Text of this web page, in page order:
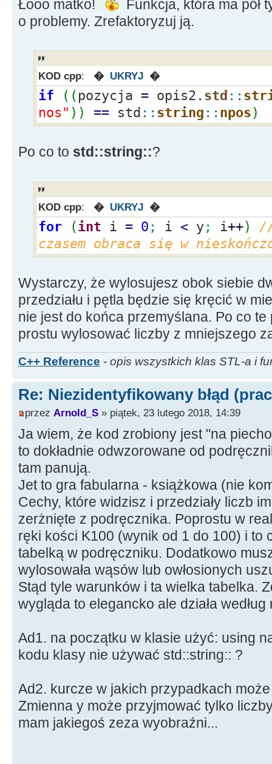
else if( x>4&&x<= 6)
opis2.std::string::find("wysokie czoło"
else
{ --i; }
else if(x>6&&x<=8)
opis2.
std::string :: find( "haczykowaty" ))
{opis2+= "haczykowaty nos";
{ -- ;
}
pozycja=opis2.std::string::find(
::
{opis2+= "pulchne policzki";
--i
else if(x>10&&x<=12)
{opis2+ = "gniewne czoło";
else
{ --i; }
else
if(x >12 &&x<=14)
opis2.std::string::find("oko mniejsze"))
else
{ --i; }
else
>14 &&
opis2.std ::string ::find("owłosione
&&
(
{ opis2 += "owłosione dłonie";
}
else
{ --i; }
else if (x> 16 &&x<= 18 )
opis2.std ::string::find "pokaźne uszy") )
{ opis2+= "pokaźne uszy";
else
{ --i ; }
{opis2+ = "częste mruganie";
if x> 20 && x <= 22
opis2.std :: string ::find ( "gładka cera"))
opis2
"gładka cera" ;
Łooo matko!
Funkcja, która ma pół
o problemy. Zrefaktoryzuj ją.
KOD cpp: � UKRYJ �
if ( ( pozycja = opis2. std ::
nos" ) ) == std :: string :: npos )
Po co to std::string::?
KOD cpp: � UKRYJ �
for (int i = 0 ; i < y ; i++)
czasem obraca się w
Wystarczy, że wylosujesz obok siebie
przedziału i pętla będzie się kręcić w
nie jest do końca przemyślana. Po co te
prostu wylosować liczby z mniejszego
C++ Reference - opis wszystkich klas STL-a i
Re: Niezidentyfikowany błąd
przez Arnold_S » piątek, 23 lutego 2018, 14:39
Ja wiem, że kod zrobiony jest "na
to dokładnie odwzorowane od
tam panują.
Jet to gra fabularna - książkowa (nie
Cechy, które widzisz i przedziały liczb
zerżnięte z podręcznika. Poprostu w
ręki kości K100 (wynik od 1 do 100) i to
tabelką w podręczniku. Dodatkowo
wylosowała wąsów lub owłosionych
Stąd tyle warunków i ta wielka tabelka.
wygląda to elegancko ale działa
Ad1. na początku w klasie użyć: using
kodu klasy nie używać std::string:: ?
Ad2. kurcze w jakich przypadkach
Zmienna y może przyjmować tylko
mam jakiegoś zeza wyobraźni...